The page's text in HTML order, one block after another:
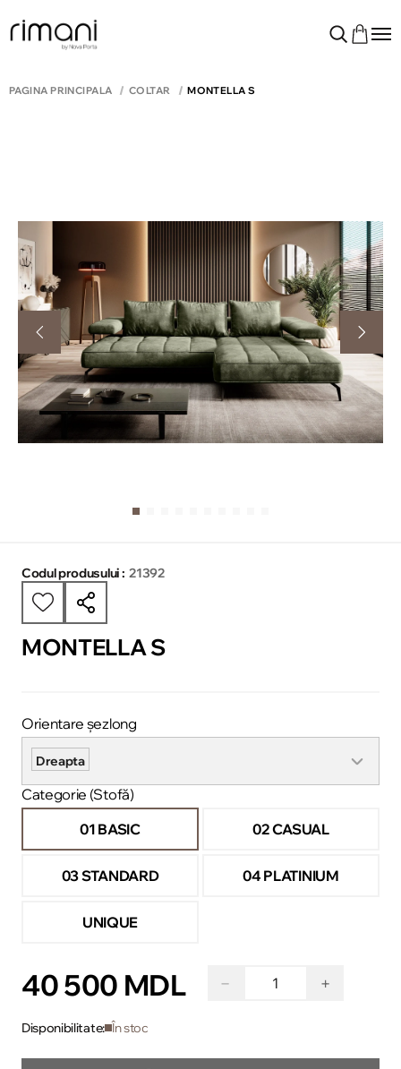
PAGINA PRINCIPALĂ COLTAR MONTELLA S
Codul produsului : 21392
MONTELLA S
Orientare șezlong
Dreapta
Categorie (Stofă)
01 BASIC
02 CASUAL
03 STANDARD 04 PLATINIUM
UNIQUE
40 500 MDL − +
Disponibilitate: În stoc